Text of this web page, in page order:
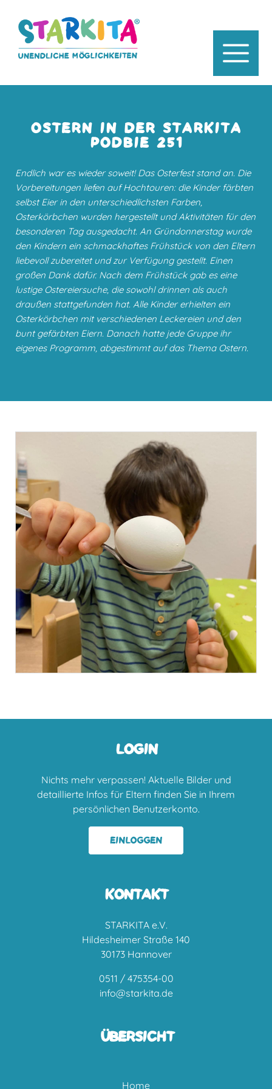
OSTERN IN DER STARKITA
PODBIE 251
Endlich war es wieder soweit! Das Osterfest stand an. Die
Vorbereitungen liefen auf Hochtouren: die Kinder färbten
selbst Eier in den unterschiedlichsten Farben,
Osterkörbchen wurden hergestellt und Aktivitäten für den
besonderen Tag ausgedacht. An Gründonnerstag wurde
den Kindern ein schmackhaftes Frühstück von den Eltern
liebevoll zubereitet und zur Verfügung gestellt. Einen
großen Dank dafür. Nach dem Frühstück gab es eine
lustige Ostereiersuche, die sowohl drinnen als auch
draußen stattgefunden hat. Alle Kinder erhielten ein
Osterkörbchen mit verschiedenen Leckereien und den
bunt gefärbten Eiern. Danach hatte jede Gruppe ihr
eigenes Programm, abgestimmt auf das Thema Ostern.
LOGIN
Nichts mehr verpassen! Aktuelle Bilder und
detaillierte Infos für Eltern finden Sie in Ihrem
persönlichen Benutzerkonto.
EINLOGGEN
KONTAKT
STARKITA e.V.
Hildesheimer Straße 140
30173 Hannover
0511 / 475354-00
info@starkita.de
ÜBERSICHT
Home